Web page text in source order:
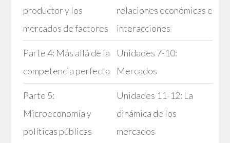
productor y los
mercados de factores
relaciones económicas e
interacciones
Parte 4: Más allá de la
competencia perfecta
Unidades 7-10:
Mercados
Parte 5:
Microeconomía y
políticas públicas
Unidades 11-12: La
dinámica de los
mercados